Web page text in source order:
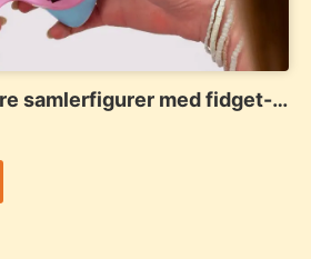
samlerfigurer med fidget-
stil